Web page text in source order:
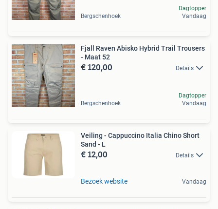
Bergschenhoek
Dagtopper
Vandaag
Fjall Raven Abisko Hybrid Trail Trousers
- Maat 52
€ 120,00 Details
Bergschenhoek
Dagtopper
Vandaag
Veiling - Cappuccino Italia Chino Short
Sand - L
€ 12,00 Details
Bezoek website Vandaag